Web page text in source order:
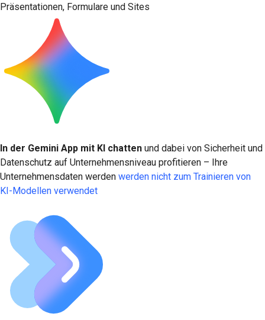
Präsentationen, Formulare und Sites
In der Gemini App mit KI chatten und dabei von Sicherheit und
Datenschutz auf Unternehmensniveau profitieren – Ihre
Unternehmensdaten werden werden nicht zum Trainieren von
KI-Modellen verwendet